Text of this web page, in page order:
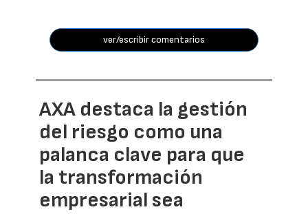
ver/escribir comentarios
AXA destaca la gestión
del riesgo como una
palanca clave para que
la transformación
empresarial sea